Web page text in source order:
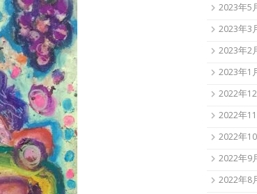
2023年5
2023年3
2023年2
2023年1
2022年
2022年
2022年
2022年9
2022年8